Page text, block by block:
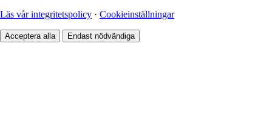
Läs vår integritetspolicy · Cookieinställningar
Acceptera alla Endast nödvändiga